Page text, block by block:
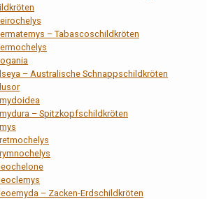
– Tabascoschildkröten
– Australische Schnappschildkröten
– Spitzkopfschildkröten
– Zacken-Erdschildkröten